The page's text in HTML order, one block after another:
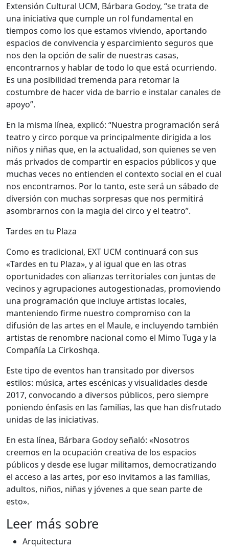
Extensión Cultural UCM, Bárbara Godoy, “se trata de
una iniciativa que cumple un rol fundamental en
tiempos como los que estamos viviendo, aportando
espacios de convivencia y esparcimiento seguros que
nos den la opción de salir de nuestras casas,
encontrarnos y hablar de todo lo que está ocurriendo.
Es una posibilidad tremenda para retomar la
costumbre de hacer vida de barrio e instalar canales de
apoyo”.
En la misma línea, explicó: “Nuestra programación será
teatro y circo porque va principalmente dirigida a los
niños y niñas que, en la actualidad, son quienes se ven
más privados de compartir en espacios públicos y que
muchas veces no entienden el contexto social en el cual
nos encontramos. Por lo tanto, este será un sábado de
diversión con muchas sorpresas que nos permitirá
asombrarnos con la magia del circo y el teatro”.
Tardes en tu Plaza
Como es tradicional, EXT UCM continuará con sus
«Tardes en tu Plaza», y al igual que en las otras
oportunidades con alianzas territoriales con juntas de
vecinos y agrupaciones autogestionadas, promoviendo
una programación que incluye artistas locales,
manteniendo firme nuestro compromiso con la
difusión de las artes en el Maule, e incluyendo también
artistas de renombre nacional como el Mimo Tuga y la
Compañía La Cirkoshqa.
Este tipo de eventos han transitado por diversos
estilos: música, artes escénicas y visualidades desde
2017, convocando a diversos públicos, pero siempre
poniendo énfasis en las familias, las que han disfrutado
unidas de las iniciativas.
En esta línea, Bárbara Godoy señaló: «Nosotros
creemos en la ocupación creativa de los espacios
públicos y desde ese lugar militamos, democratizando
el acceso a las artes, por eso invitamos a las familias,
adultos, niños, niñas y jóvenes a que sean parte de
esto».
Leer más sobre
Arquitectura